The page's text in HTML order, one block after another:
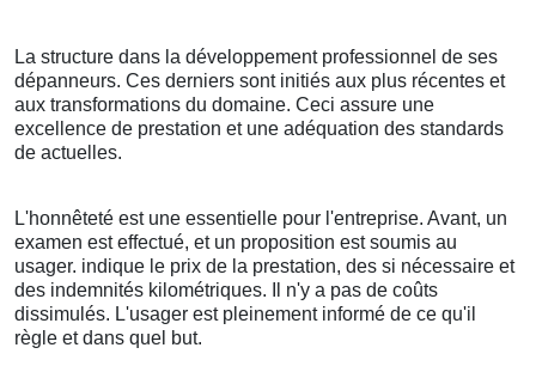
La structure dans la développement professionnel de ses
dépanneurs. Ces derniers sont initiés aux plus récentes et
aux transformations du domaine. Ceci assure une
excellence de prestation et une adéquation des standards
de actuelles.
L'honnêteté est une essentielle pour l'entreprise. Avant, un
examen est effectué, et un proposition est soumis au
usager. indique le prix de la prestation, des si nécessaire et
des indemnités kilométriques. Il n'y a pas de coûts
dissimulés. L'usager est pleinement informé de ce qu'il
règle et dans quel but.